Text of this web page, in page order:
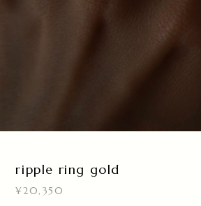
ripple ring gold
¥20,350